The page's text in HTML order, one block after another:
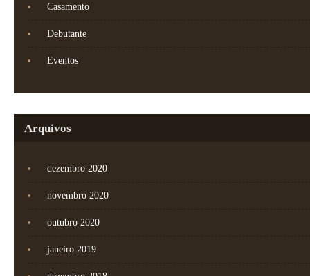
Casamento
Debutante
Eventos
Arquivos
dezembro 2020
novembro 2020
outubro 2020
janeiro 2019